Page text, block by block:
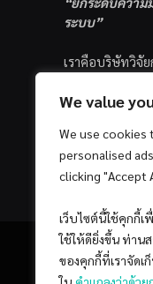
We value
We use cookies
personalised
clicking "Accept
เว็บไซต์นี้ใช้คุกกี้
ใช้ให้ดียิ่งขึ้น ท่าน
ของคุกกี้ที่เราจัดเ
ระบบ”
เราคือบริษัทวิจั
ส่วนบุคคล ซึ่งมีเ
ด้วยแนวคิดและ
Quantitative